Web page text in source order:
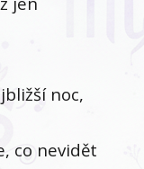
noc,
co nevidět